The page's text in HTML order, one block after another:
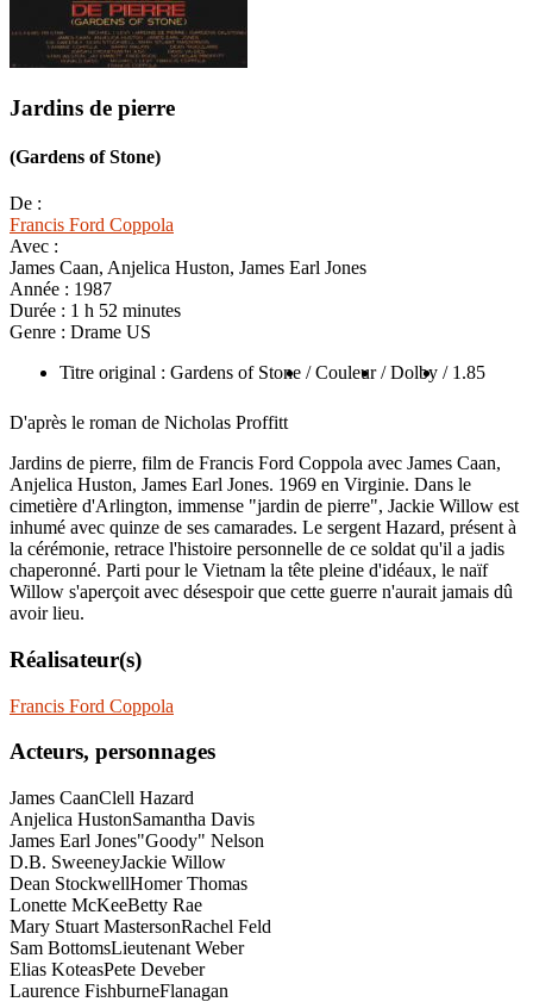
Jardins de pierre
(Gardens of Stone)
De :
Francis Ford Coppola
Avec :
James Caan, Anjelica Huston, James Earl Jones
Année : 1987
Durée : 1 h 52 minutes
Genre : Drame US
Titre original : Gardens of Stone / Couleur / Dolby / 1.85
D'après le roman de Nicholas Proffitt
Jardins de pierre, film de Francis Ford Coppola avec James Caan,
Anjelica Huston, James Earl Jones. 1969 en Virginie. Dans le
cimetière d'Arlington, immense "jardin de pierre", Jackie Willow est
inhumé avec quinze de ses camarades. Le sergent Hazard, présent à
la cérémonie, retrace l'histoire personnelle de ce soldat qu'il a jadis
chaperonné. Parti pour le Vietnam la tête pleine d'idéaux, le naïf
Willow s'aperçoit avec désespoir que cette guerre n'aurait jamais dû
avoir lieu.
Réalisateur(s)
Francis Ford Coppola
Acteurs, personnages
James CaanClell Hazard
Anjelica HustonSamantha Davis
James Earl Jones"Goody" Nelson
D.B. SweeneyJackie Willow
Dean StockwellHomer Thomas
Lonette McKeeBetty Rae
Mary Stuart MastersonRachel Feld
Sam BottomsLieutenant Weber
Elias KoteasPete Deveber
Laurence FishburneFlanagan